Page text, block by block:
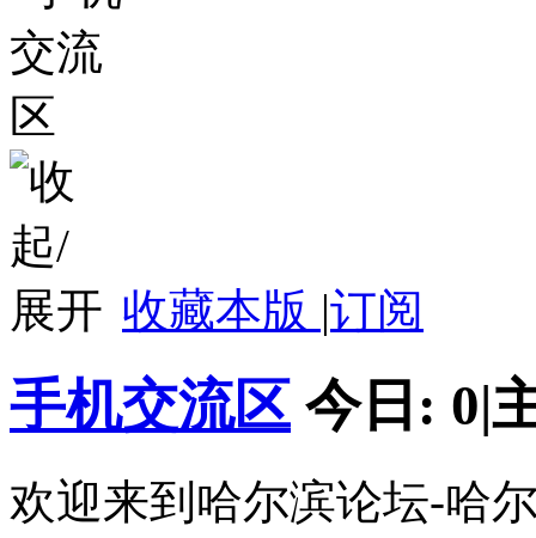
收藏本版 |订阅
手机交流区 今日: 0|
欢迎来到哈尔滨论坛-哈